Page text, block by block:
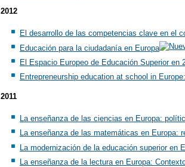
2012
El desarrollo de las competencias clave en el
Educación para la ciudadanía en Europa
El Espacio Europeo de Educación Superior
Entrepreneurship education at school in
2011
La enseñanza de las ciencias en Europa:
La enseñanza de las matemáticas en Europa:
La modernización de la educación superior en
La enseñanza de la lectura en Europa: